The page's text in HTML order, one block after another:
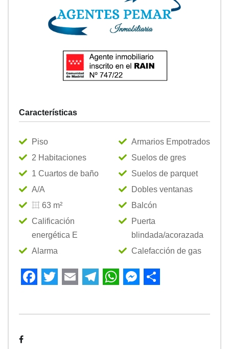
Características
Piso
2 Habitaciones
1 Cuartos de baño
A/A
63 m²
Calificación
energética E
Alarma
Armarios Empotrados
Suelos de gres
Suelos de parquet
Dobles ventanas
Balcón
Puerta
blindada/acorazada
Calefacción de gas